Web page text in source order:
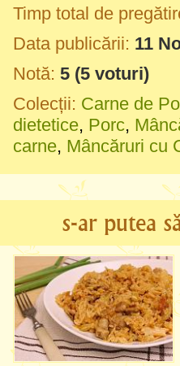
Timp total de
Data publicării: 11
Notă: 5 (5 voturi)
Colecții: Carne de
dietetice, Porc,
carne, Mâncăruri cu
s-ar putea